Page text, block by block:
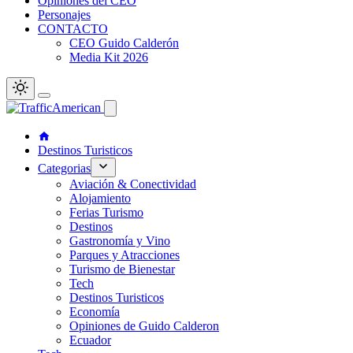
Personajes
CONTACTO
CEO Guido Calderón
Media Kit 2026
Destinos Turisticos
Categorias
Aviación & Conectividad
Alojamiento
Ferias Turismo
Destinos
Gastronomía y Vino
Parques y Atracciones
Turismo de Bienestar
Tech
Destinos Turisticos
Economía
Opiniones de Guido Calderon
Ecuador